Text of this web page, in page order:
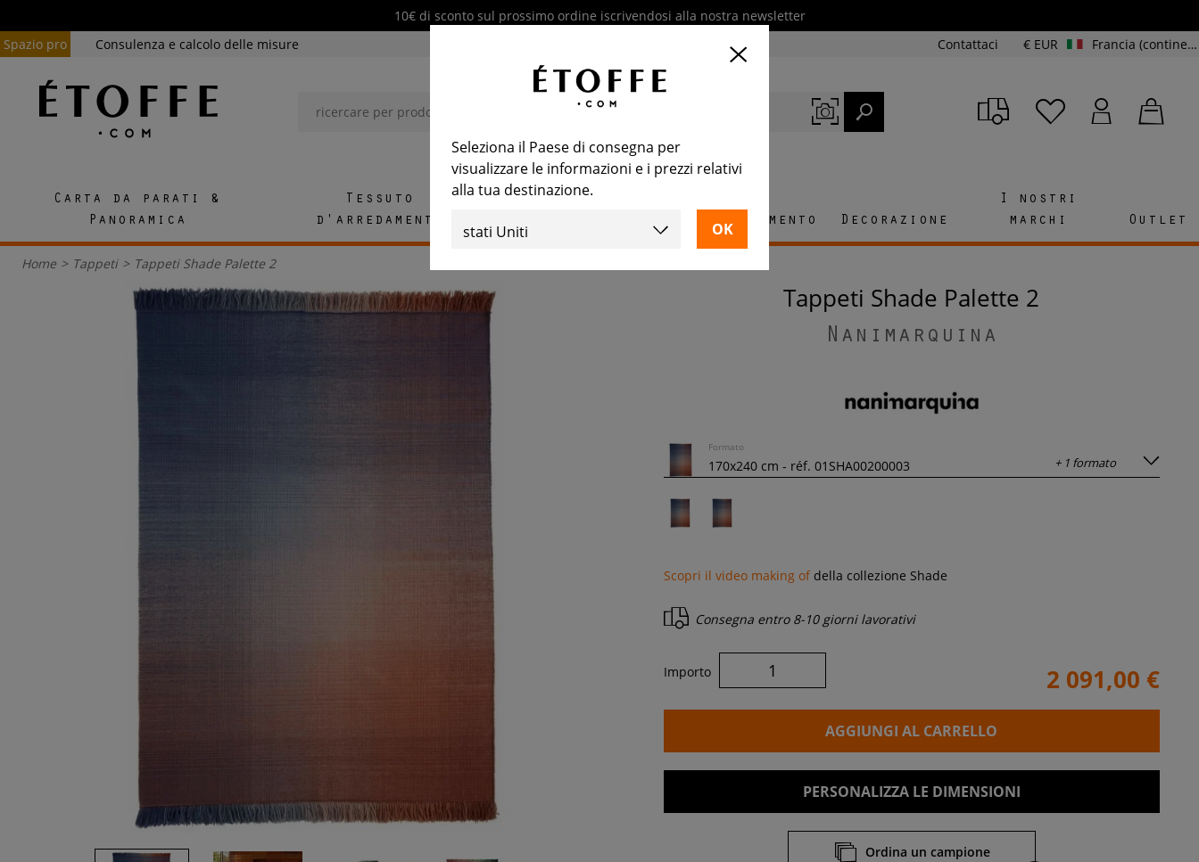
10€ di sconto sul prossimo ordine iscrivendosi alla nostra newsletter
Spazio pro
Consulenza e calcolo delle misure Contattaci € EUR Francia (continente e Corsica)
Carta da parati &
Panoramica
Tessuto
d'arredamento
Arredamento Decorazione
I nostri
marchi
Outlet
Home > Tappeti > Tappeti Shade Palette 2
Tappeti Shade Palette 2
Nanimarquina
+ 1 formato
Formato
Scopri il video making ofdella collezione Shade
Consegna entro 8-10 giorni lavorativi
Importo 2 091,00 €
AGGIUNGI AL CARRELLO
PERSONALIZZA LE DIMENSIONI
Ordina un campione
Seleziona il Paese di consegna per
visualizzare le informazioni e i prezzi relativi
alla tua destinazione.